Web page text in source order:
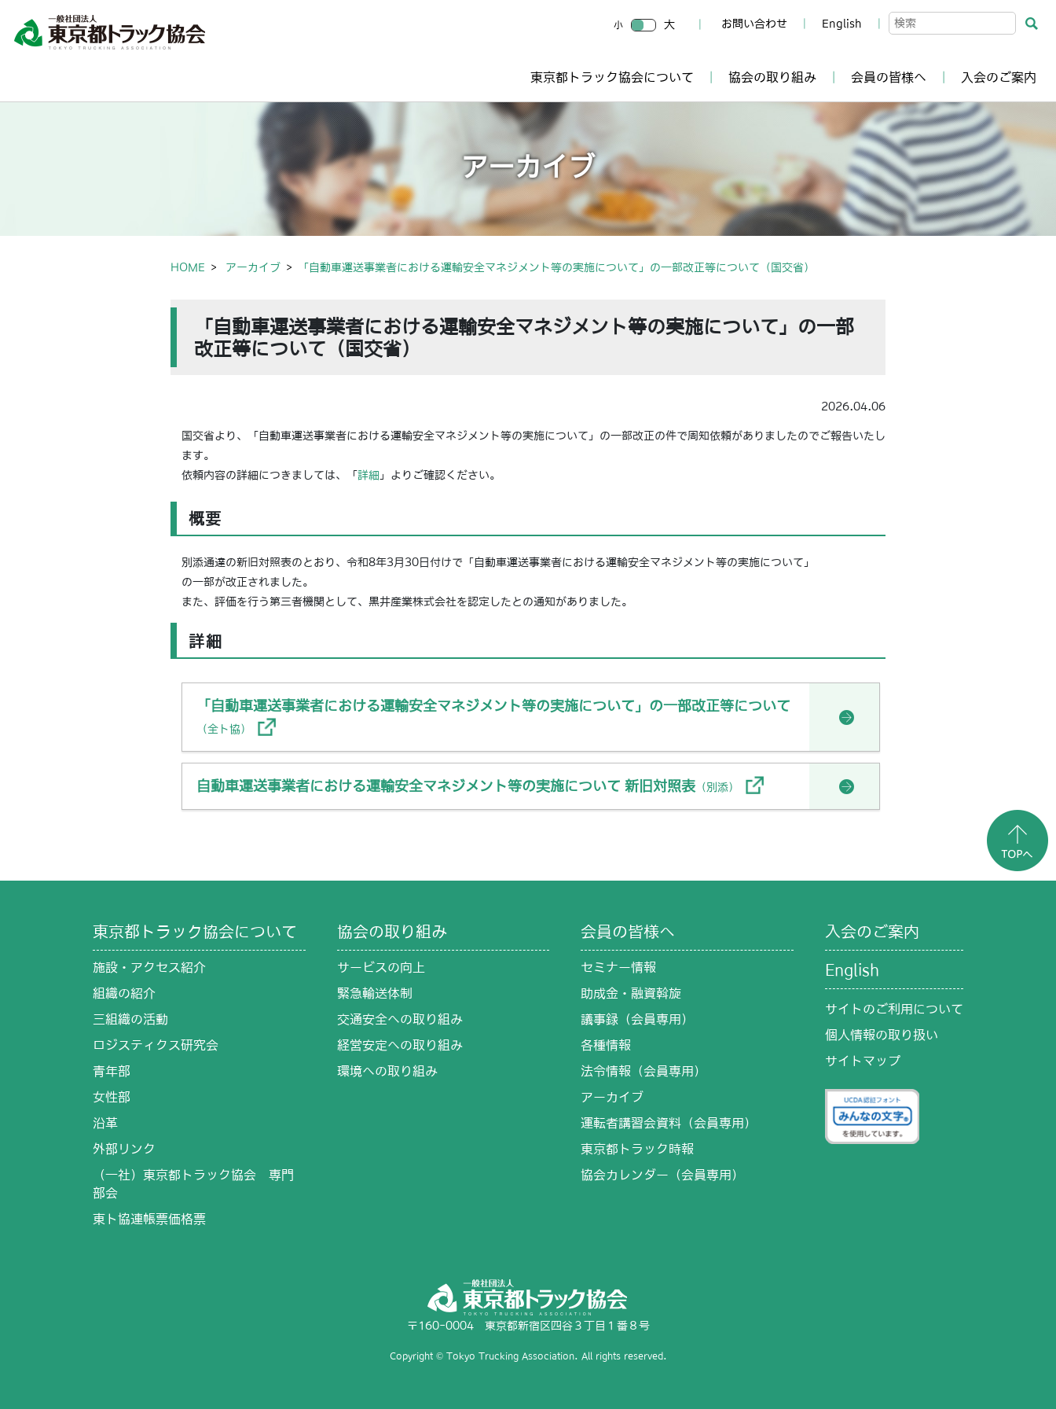
お問い合わせ English
小 大
東京都トラック協会について 協会の取り組み 会員の皆様へ 入会のご案内
アーカイブ
HOME アーカイブ 「自動車運送事業者における運輸安全マネジメント等の実施について」の一部改正等について（国交省）
「自動車運送事業者における運輸安全マネジメント等の実施について」の一部
改正等について（国交省）
2026.04.06
国交省より、「自動車運送事業者における運輸安全マネジメント等の実施について」の一部改正の件で周知依頼がありましたのでご報告いたし
ます。
依頼内容の詳細につきましては、「 詳細 」よりご確認ください。
概要
別添通達の新旧対照表のとおり、令和8年3月30日付けで「自動車運送事業者における運輸安全マネジメント等の実施について」
の一部が改正されました。
また、評価を行う第三者機関として、黒井産業株式会社を認定したとの通知がありました。
詳細
「自動車運送事業者における運輸安全マネジメント等の実施について」の一部改正等について
（全ト協）
自動車運送事業者における運輸安全マネジメント等の実施について 新旧対照表（別添）
東京都トラック協会について
施設・アクセス紹介
組織の紹介
三組織の活動
ロジスティクス研究会
青年部
女性部
沿革
外部リンク
（一社）東京都トラック協会 専門
部会
東ト協連帳票価格票
協会の取り組み
サービスの向上
緊急輸送体制
交通安全への取り組み
経営安定への取り組み
環境への取り組み
会員の皆様へ
セミナー情報
助成金・融資斡旋
議事録（会員専用）
各種情報
法令情報（会員専用）
アーカイブ
運転者講習会資料（会員専用）
東京都トラック時報
協会カレンダー（会員専用）
入会のご案内
English
サイトのご利用について
個人情報の取り扱い
サイトマップ
〒160-0004 東京都新宿区四谷３丁目１番８号
Copyright © Tokyo Trucking Association. All rights reserved.